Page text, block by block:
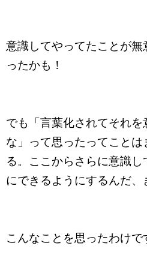
意識してやってたことが
ったかも！
でも「言葉化されてそれ
な」って思ったってこと
る。ここからさらに意識
にできるようにするんだ、
こんなことを思ったわけで